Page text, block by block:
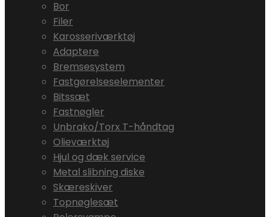
Bor
Filer
Karosseriværktøj
Adaptere
Bremsesystem
Fastgørelseselementer
Bitssæt
Fastnøgler
Unbrako/Torx T-håndtag
Olieværktøj
Hjul og dæk service
Metal slibning diske
Skæreskiver
Topnøglesæt